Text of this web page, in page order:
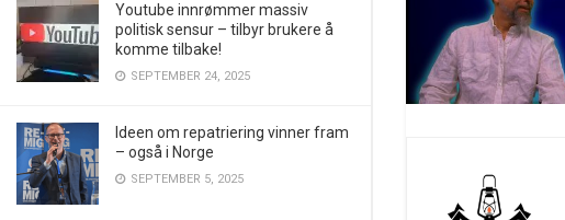
Youtube innrømmer massiv
politisk sensur – tilbyr brukere å
komme tilbake!
SEPTEMBER 24, 2025
Ideen om repatriering vinner fram
– også i Norge
SEPTEMBER 5, 2025